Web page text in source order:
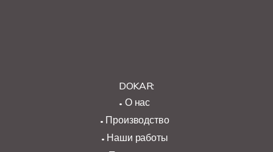
DOKAR:
О нас
Производство
Наши работы